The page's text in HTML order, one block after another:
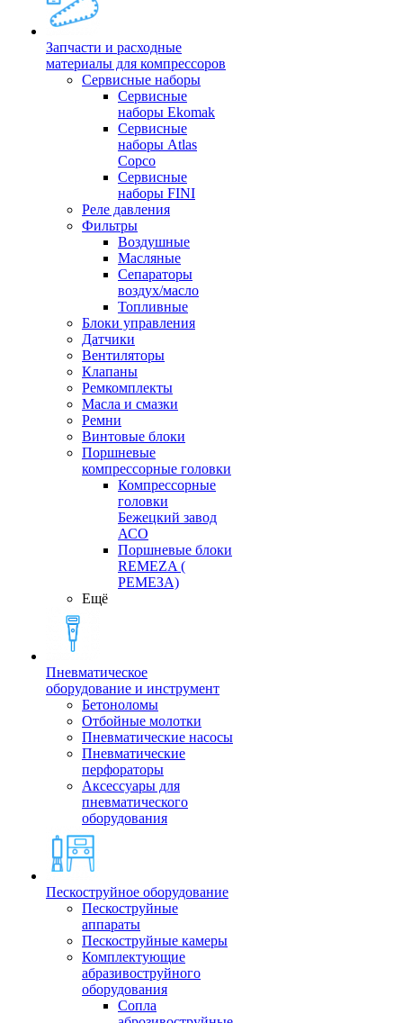
Запчасти и расходные
материалы для компрессоров
Cервисные наборы
Сервисные
наборы Ekomak
Cервисные
наборы Atlas
Copco
Сервисные
наборы FINI
Реле давления
Фильтры
Воздушные
Масляные
Сепараторы
воздух/масло
Топливные
Блоки управления
Датчики
Вентиляторы
Клапаны
Ремкомплекты
Масла и смазки
Ремни
Винтовые блоки
Поршневые
компрессорные головки
Компрессорные
головки
Бежецкий завод
АСО
Поршневые блоки
REMEZA (
РЕМЕЗА)
Ещё
Пневматическое
оборудование и инструмент
Бетоноломы
Отбойные молотки
Пневматические насосы
Пневматические
перфораторы
Аксессуары для
пневматического
оборудования
Пескоструйное оборудование
Пескоструйные
аппараты
Пескоструйные камеры
Комплектующие
абразивоструйного
оборудования
Сопла